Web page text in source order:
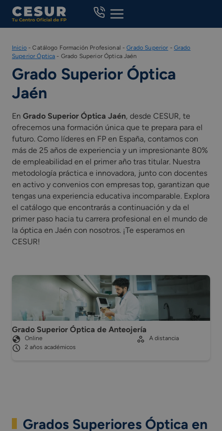
Skip
content
Inicio-Catálogo Formación Profesional -Grado Superior - Grado
Superior Óptica - Grado Superior Óptica Jaén
Grado Superior Óptica
Jaén
En Grado Superior Óptica Jaén, desde CESUR, te
ofrecemos una formación única que te prepara para el
futuro. Como líderes en FP en España, contamos con
más de 25 años de experiencia y un impresionante 80%
de empleabilidad en el primer año tras titular. Nuestra
metodología práctica e innovadora, junto con docentes
en activo y convenios con empresas top, garantizan que
tengas una experiencia educativa incomparable. Explora
el catálogo que encontrarás a continuación y da el
primer paso hacia tu carrera profesional en el mundo de
la óptica en Jaén con nosotros. ¡Te esperamos en
CESUR!
Grado Superior Óptica de Anteojería
Online
2 años académicos
A distancia
Grados Superiores Óptica en